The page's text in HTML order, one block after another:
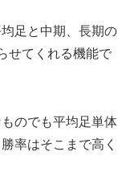
足と中期、長期の
せてくれる機能で
のでも平均足単体
率はそこまで高く